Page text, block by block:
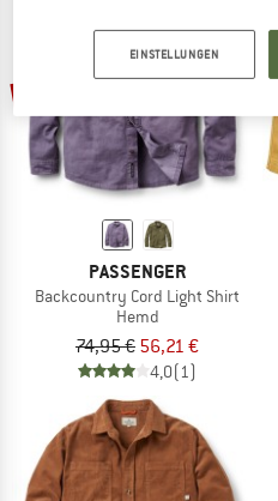
PASSENGER
Backcountry Cord Light Shirt
Hemd
74,95 € 56,21 €
4,0(1)
EINSTELLUNGEN